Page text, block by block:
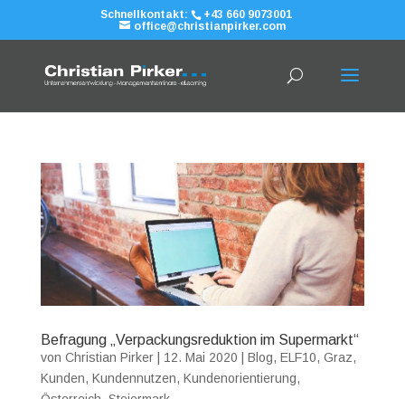
Schnellkontakt:
+43 660 9073001
office@christianpirker.com
Befragung „Verpackungsreduktion im Supermarkt“
von Christian Pirker| 12. Mai 2020 Blog, ELF10, Graz,
Kunden, Kundennutzen, Kundenorientierung,